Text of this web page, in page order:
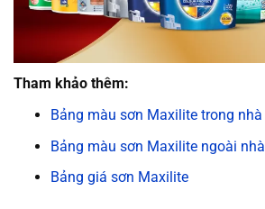
Tham khảo thêm:
Bảng màu sơn Maxilite trong nhà
Bảng màu sơn Maxilite ngoài nhà
Bảng giá sơn Maxilite